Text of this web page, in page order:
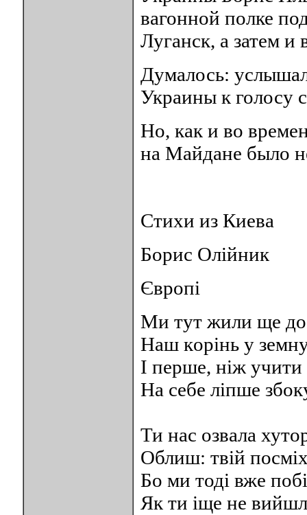
вагонной полке
Луганск, а затем и
Думалось:
Украины к голосу
Но, как и во
на Майдане было
Стихи из Киева
Борис Олійник
Європі
Ми тут жили ще до
Наш кopiнь у земну
I перше, ніж
На себе ліпше
Ти нас озвала
Облиш: твій
Бо ми тоді вже
Як ти іще не